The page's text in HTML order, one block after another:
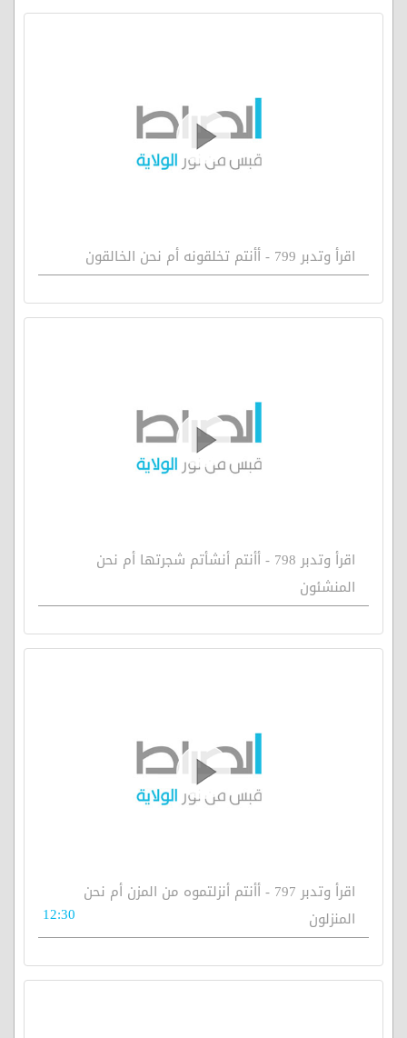
اقرأ وتدبر 799 - أأنتم تخلقونه أم نحن الخالقون
اقرأ وتدبر 798 - أأنتم أنشأتم شجرتها أم نحن
المنشئون
اقرأ وتدبر 797 - أأنتم أنزلتموه من المزن أم نحن
المنزلون
12:30